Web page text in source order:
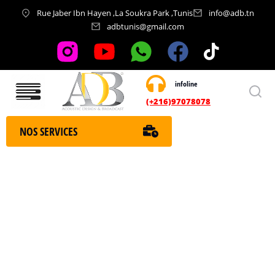
Rue Jaber Ibn Hayen ,La Soukra Park ,Tunis
info@adb.tn
adbtunis@gmail.com
infoline
(+216)97078078
Nos services
NOS SERVICES